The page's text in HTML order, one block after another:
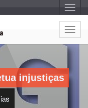
A
l
t
e
r
a
A
l
t
n
injustiças